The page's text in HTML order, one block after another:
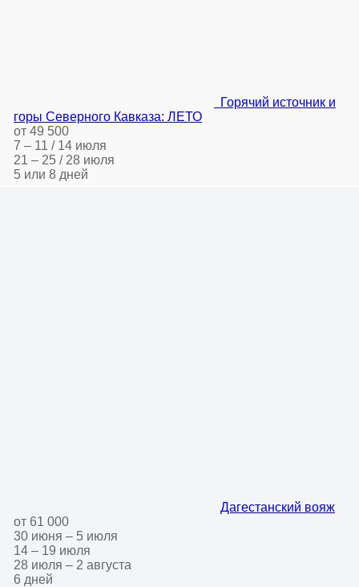
Горячий источник и
горы Северного Кавказа: ЛЕТО
от 49 500
7 – 11 / 14 июля
21 – 25 / 28 июля
5 или 8 дней
Дагестанский вояж
от 61 000
30 июня – 5 июля
14 – 19 июля
28 июля – 2 августа
6 дней